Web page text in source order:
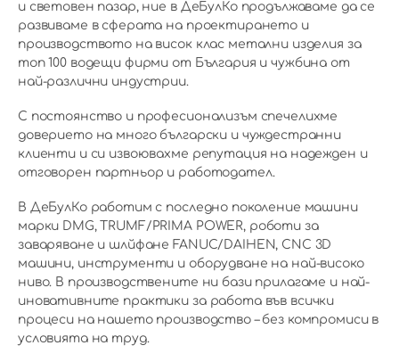
и световен пазар, ние в ДеБулКо продължаваме да се
развиваме в сферата на проектирането и
производството на висок клас метални изделия за
топ 100 водещи фирми от България и чужбина от
най-различни индустрии.
С постоянство и професионализъм спечелихме
доверието на много български и чуждестранни
клиенти и си извоювахме репутация на надежден и
отговорен партньор и работодател.
В ДеБулКо работим с последно поколение машини
марки DMG, TRUMF/PRIMA POWER, роботи за
заваряване и шлйфане FANUC/DAIHEN, CNC 3D
машини, инструменти и оборудване на най-високо
ниво. В производствените ни бази прилагаме и най-
иновативните практики за работа във всички
процеси на нашето производство – без компромиси в
условията на труд.